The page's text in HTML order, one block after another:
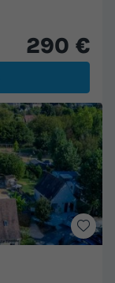
290 €